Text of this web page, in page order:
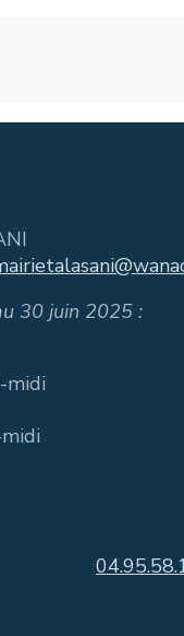
30 juin 2025 :
midi